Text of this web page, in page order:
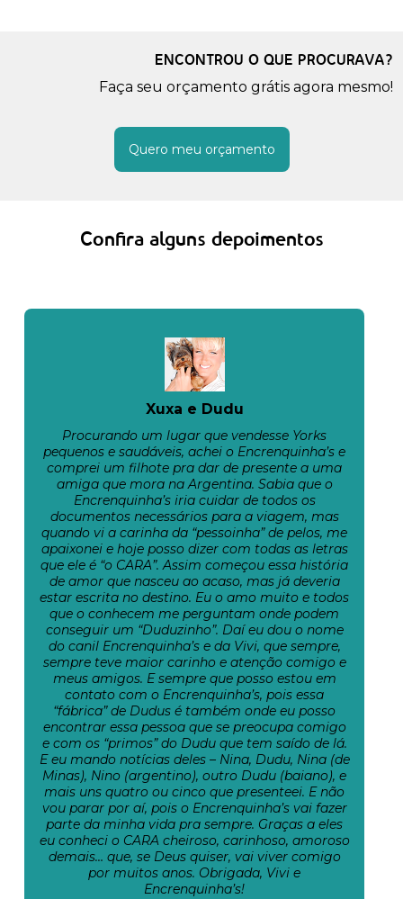
ENCONTROU O QUE PROCURAVA?
Faça seu orçamento grátis agora mesmo!
Quero meu orçamento
Confira alguns depoimentos
Xuxa e Dudu
Procurando um lugar que vendesse Yorks
pequenos e saudáveis, achei o Encrenquinha’s e
comprei um filhote pra dar de presente a uma
amiga que mora na Argentina. Sabia que o
Encrenquinha’s iria cuidar de todos os
documentos necessários para a viagem, mas
quando vi a carinha da “pessoinha” de pelos, me
apaixonei e hoje posso dizer com todas as letras
que ele é “o CARA”. Assim começou essa história
de amor que nasceu ao acaso, mas já deveria
estar escrita no destino. Eu o amo muito e todos
que o conhecem me perguntam onde podem
conseguir um “Duduzinho”. Daí eu dou o nome
do canil Encrenquinha’s e da Vivi, que sempre,
sempre teve maior carinho e atenção comigo e
meus amigos. E sempre que posso estou em
contato com o Encrenquinha’s, pois essa
“fábrica” de Dudus é também onde eu posso
encontrar essa pessoa que se preocupa comigo
e com os “primos” do Dudu que tem saído de lá.
E eu mando notícias deles – Nina, Dudu, Nina (de
Minas), Nino (argentino), outro Dudu (baiano), e
mais uns quatro ou cinco que presenteei. E não
vou parar por aí, pois o Encrenquinha’s vai fazer
parte da minha vida pra sempre. Graças a eles
eu conheci o CARA cheiroso, carinhoso, amoroso
demais… que, se Deus quiser, vai viver comigo
por muitos anos. Obrigada, Vivi e
Encrenquinha’s!